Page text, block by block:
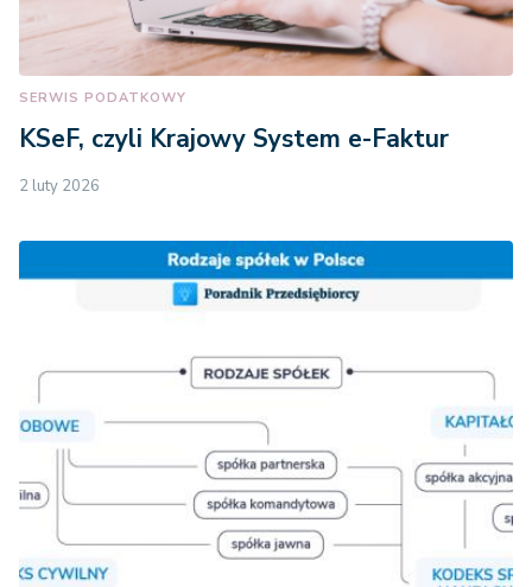
SERWIS PODATKOWY
KSeF, czyli Krajowy System e-Faktur
2 luty 2026